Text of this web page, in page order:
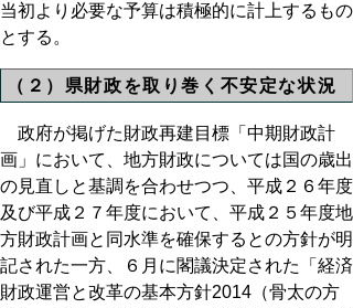
当初より必要な予算は積極的に計上するもの
とする。
（２）県財政を取り巻く不安定な状況
政府が掲げた財政再建目標「中期財政計
画」において、地方財政については国の歳出
の見直しと基調を合わせつつ、平成２６年度
及び平成２７年度において、平成２５年度地
方財政計画と同水準を確保するとの方針が明
記された一方、６月に閣議決定された「経済
財政運営と改革の基本方針2014（骨太の方